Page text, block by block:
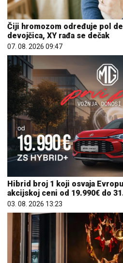
Čiji hromozom određuje pol
devojčica, XY rađa se dečak
07. 08. 2026 09:47
Hibrid broj 1 koji osvaja
akcijskoj ceni od 19.990€ do
03. 08. 2026 13:23